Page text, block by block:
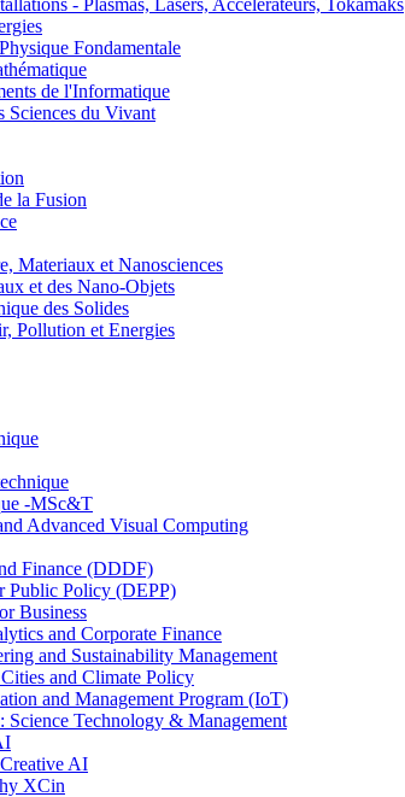
- Plasmas, Lasers, Accélérateurs, Tokamaks
Fondamentale
de l'Informatique
du Vivant
la Fusion
et Nanosciences
et des Nano-Objets
des Solides
Pollution et Energies
-MSc&T
Advanced Visual Computing
Finance (DDDF)
Public Policy (DEPP)
Business
and Corporate Finance
and Sustainability Management
and Climate Policy
and Management Program (IoT)
Technology & Management
AI
XCin